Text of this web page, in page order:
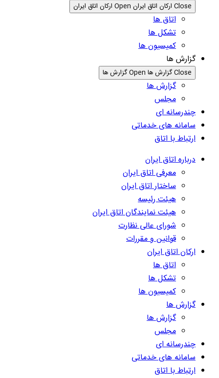
Close ارکان اتاق ایران Open ارکان اتاق ایران
اتاق ها
تشکل ها
کمیسیون ها
گزارش ها
Close گزارش ها Open گزارش ها
گزارش ها
مجلس
چندرسانه ای
سامانه های خدماتی
ارتباط با اتاق
درباره اتاق ایران
معرفی اتاق ایران
ساختار اتاق ایران
هیئت رئیسه
هیئت نمایندگان اتاق ایران
شورای عالی نظارت
قوانین و مقررات
ارکان اتاق ایران
اتاق ها
تشکل ها
کمیسیون ها
گزارش ها
گزارش ها
مجلس
چندرسانه ای
سامانه های خدماتی
ارتباط با اتاق